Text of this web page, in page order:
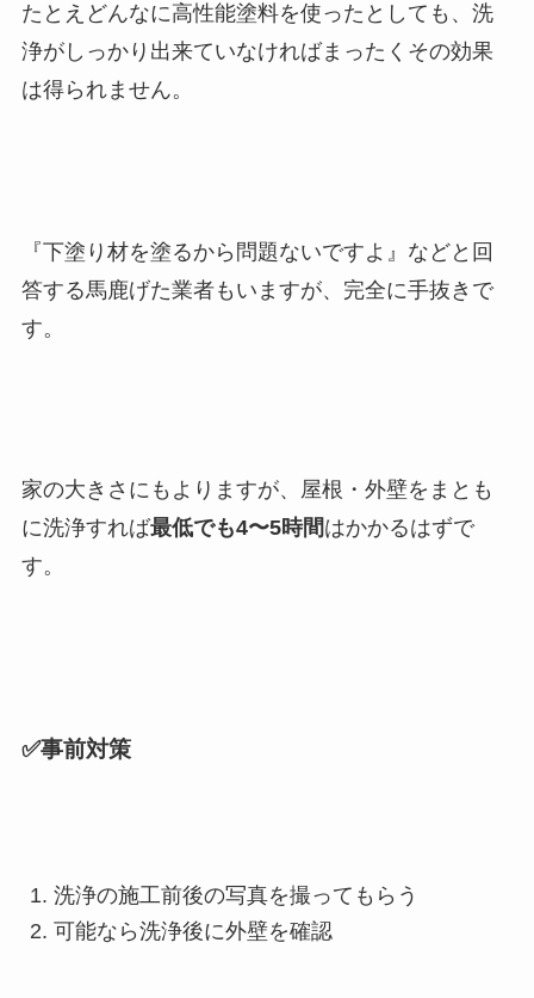
たとえどんなに高性能塗料を使ったとしても、洗
浄がしっかり出来ていなければまったくその効果
は得られません。
『下塗り材を塗るから問題ないですよ』などと回
答する馬鹿げた業者もいますが、完全に手抜きで
す。
家の大きさにもよりますが、屋根・外壁をまとも
に洗浄すれば最低でも4〜5時間はかかるはずで
す。
✅事前対策
洗浄の施工前後の写真を撮ってもらう
可能なら洗浄後に外壁を確認